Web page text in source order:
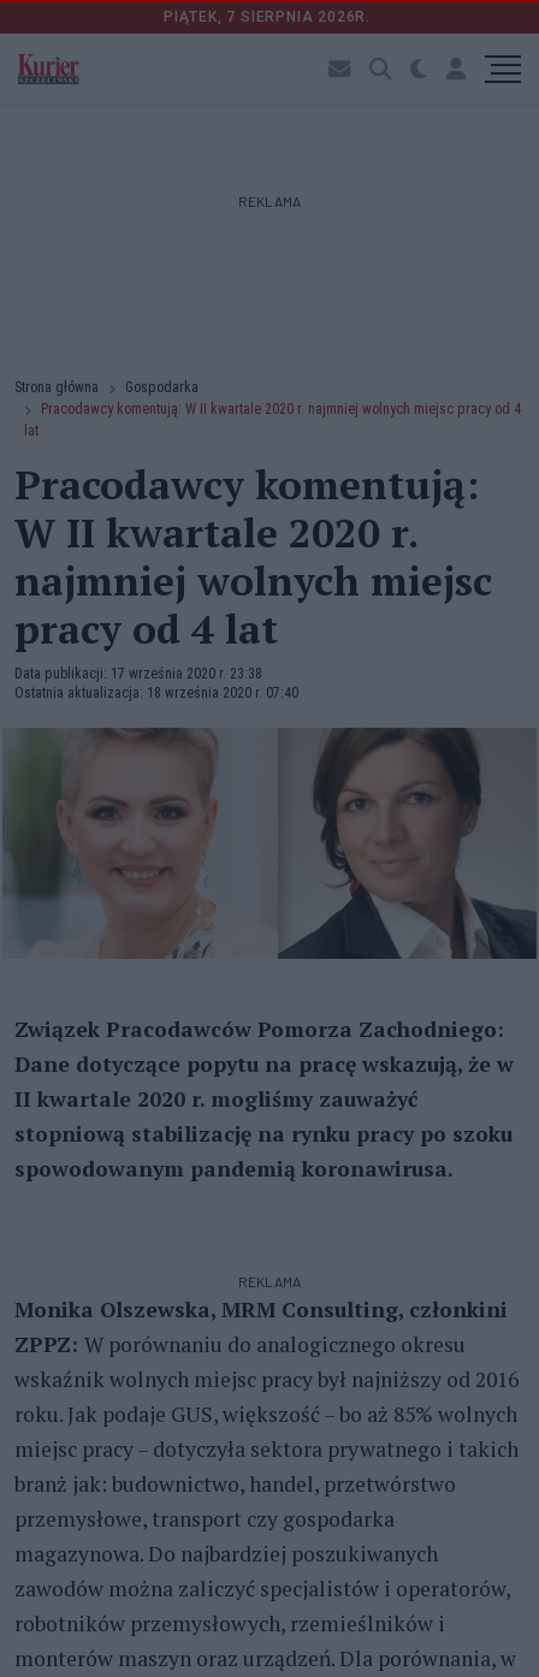
PIĄTEK, 7 SIERPNIA 2026R.
REKLAMA
Strona główna
Gospodarka
Pracodawcy komentują: W II kwartale 2020 r. najmniej wolnych miejsc pracy od 4
lat
Pracodawcy komentują:
W II kwartale 2020 r.
najmniej wolnych miejsc
pracy od 4 lat
Data publikacji: 17 września 2020 r. 23:38
Ostatnia aktualizacja: 18 września 2020 r. 07:40
Związek Pracodawców Pomorza Zachodniego:
Dane dotyczące popytu na pracę wskazują, że w
II kwartale 2020 r. mogliśmy zauważyć
stopniową stabilizację na rynku pracy po szoku
spowodowanym pandemią koronawirusa.
REKLAMA
Monika Olszewska, MRM Consulting, członkini
ZPPZ: W porównaniu do analogicznego okresu
wskaźnik wolnych miejsc pracy był najniższy od 2016
roku. Jak podaje GUS, większość – bo aż 85% wolnych
miejsc pracy – dotyczyła sektora prywatnego i takich
branż jak: budownictwo, handel, przetwórstwo
przemysłowe, transport czy gospodarka
magazynowa. Do najbardziej poszukiwanych
zawodów można zaliczyć specjalistów i operatorów,
robotników przemysłowych, rzemieślników i
monterów maszyn oraz urządzeń. Dla porównania, w